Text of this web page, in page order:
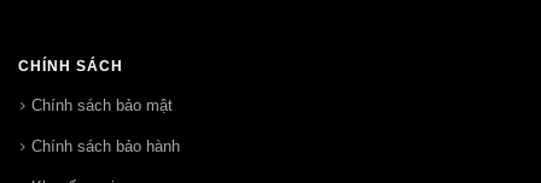
CHÍNH SÁCH
Chính sách bảo mật
Chính sách bảo hành